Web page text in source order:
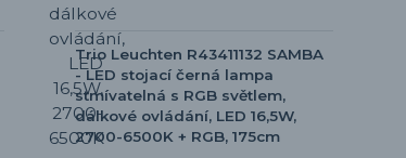
Trio Leuchten R43411132 SAMBA
- LED stojací černá lampa
stmívatelná s RGB světlem,
dálkové ovládání, LED 16,5W,
2700-6500K + RGB, 175cm